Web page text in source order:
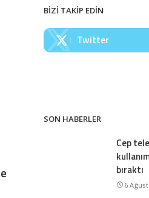
BİZİ TAKİP EDİN
Twitter
SON HABERLER
Cep
bıraktı
6